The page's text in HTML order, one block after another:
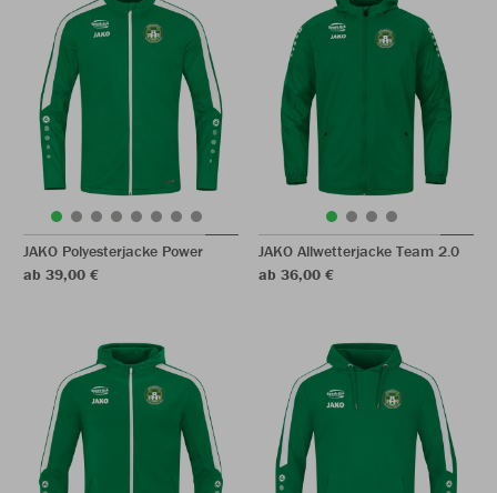
JAKO Polyesterjacke Power
ab 39,00 €
JAKO Allwetterjacke Team 2.0
ab 36,00 €